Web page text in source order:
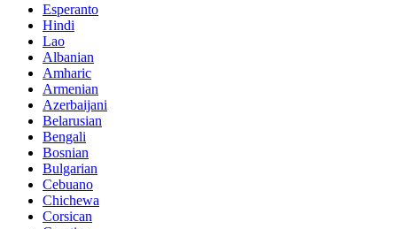
Esperanto
Hindi
Lao
Albanian
Amharic
Armenian
Azerbaijani
Belarusian
Bengali
Bosnian
Bulgarian
Cebuano
Chichewa
Corsican